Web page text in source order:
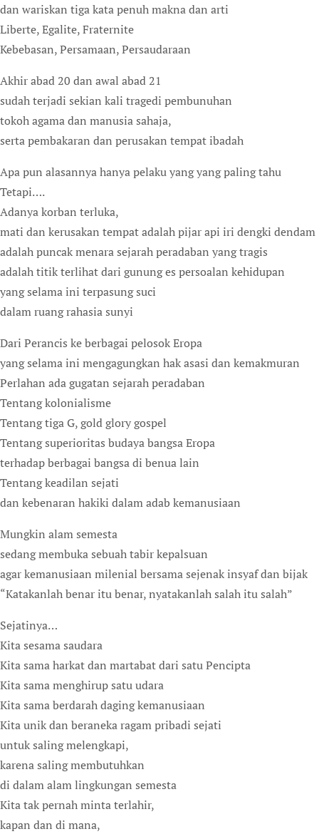
dan wariskan tiga kata penuh makna dan arti
Liberte, Egalite, Fraternite
Kebebasan, Persamaan, Persaudaraan
Akhir abad 20 dan awal abad 21
sudah terjadi sekian kali tragedi pembunuhan
tokoh agama dan manusia sahaja,
serta pembakaran dan perusakan tempat ibadah
Apa pun alasannya hanya pelaku yang yang paling tahu
Tetapi….
Adanya korban terluka,
mati dan kerusakan tempat adalah pijar api iri dengki dendam
adalah puncak menara sejarah peradaban yang tragis
adalah titik terlihat dari gunung es persoalan kehidupan
yang selama ini terpasung suci
dalam ruang rahasia sunyi
Dari Perancis ke berbagai pelosok Eropa
yang selama ini mengagungkan hak asasi dan kemakmuran
Perlahan ada gugatan sejarah peradaban
Tentang kolonialisme
Tentang tiga G, gold glory gospel
Tentang superioritas budaya bangsa Eropa
terhadap berbagai bangsa di benua lain
Tentang keadilan sejati
dan kebenaran hakiki dalam adab kemanusiaan
Mungkin alam semesta
sedang membuka sebuah tabir kepalsuan
agar kemanusiaan milenial bersama sejenak insyaf dan bijak
“Katakanlah benar itu benar, nyatakanlah salah itu salah”
Sejatinya…
Kita sesama saudara
Kita sama harkat dan martabat dari satu Pencipta
Kita sama menghirup satu udara
Kita sama berdarah daging kemanusiaan
Kita unik dan beraneka ragam pribadi sejati
untuk saling melengkapi,
karena saling membutuhkan
di dalam alam lingkungan semesta
Kita tak pernah minta terlahir,
kapan dan di mana,